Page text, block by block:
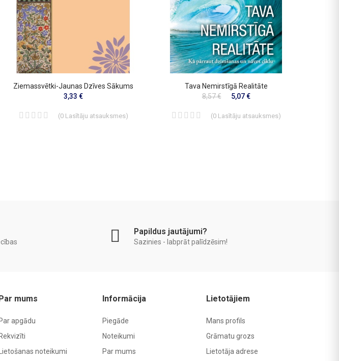
Ziemassvētki-Jaunas Dzīves Sākums
3,33 €
(0Lasītāju atsauksmes)
Tava Nemirstīgā Realitāte
8,57 €
5,07 €
(0Lasītāju atsauksmes)
Papildus jautājumi?
Sazinies - labprāt palīdzēsim!
mums
Par apgādu
Rekvizīti
Lietošanas noteikumi
Informācija
Piegāde
Noteikumi
Par mums
Lietotājiem
Mans profils
Grāmatu grozs
Lietotāja adrese